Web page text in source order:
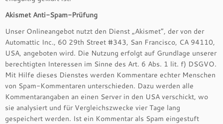
Akismet Anti-Spam-Prüfung
Unser Onlineangebot nutzt den Dienst „Akismet“, der von der
Automattic Inc., 60 29th Street #343, San Francisco, CA 94110,
USA, angeboten wird. Die Nutzung erfolgt auf Grundlage unserer
berechtigten Interessen im Sinne des Art. 6 Abs. 1 lit. f) DSGVO.
Mit Hilfe dieses Dienstes werden Kommentare echter Menschen
von Spam-Kommentaren unterschieden. Dazu werden alle
Kommentarangaben an einen Server in den USA verschickt, wo
sie analysiert und für Vergleichszwecke vier Tage lang
gespeichert werden. Ist ein Kommentar als Spam eingestuft